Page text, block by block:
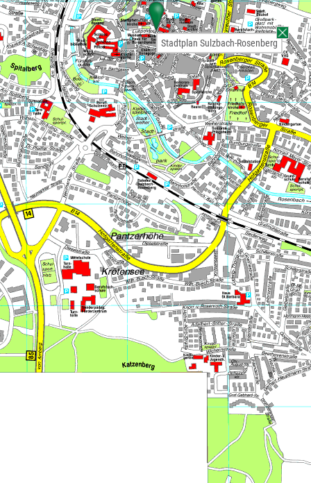
Stadtplan Sulzbach-Rosenberg